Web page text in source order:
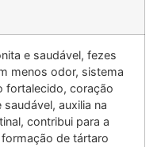
e saudável, fezes
menos odor, sistema
fortalecido, coração
auxilia na
contribui para a
de tártaro